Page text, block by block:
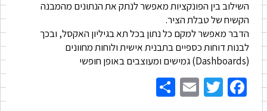
השילוב בין הפונקציות מאפשר לנתק את הנתונים מהמבנה
הקשיח של טבלת הציר.
הדבר מאפשר למקם כל נתון בכל תא בגיליון האקסל, ובכך
לבנות דוחות כספיים בתבנית אישית ולוחות מחוונים
(Dashboards) גמישים ומעוצבים באופן חופשי
Facebook
Twitter
Email